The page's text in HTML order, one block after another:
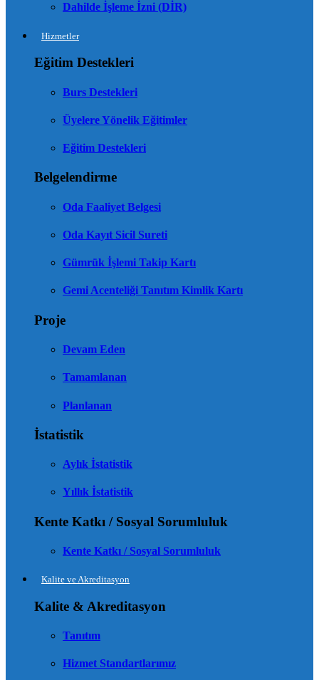
Dahilde İşleme İzni (DİR)
Hizmetler
Eğitim Destekleri
Burs Destekleri
Üyelere Yönelik Eğitimler
Eğitim Destekleri
Belgelendirme
Oda Faaliyet Belgesi
Oda Kayıt Sicil Sureti
Gümrük İşlemi Takip Kartı
Gemi Acenteliği Tanıtım Kimlik Kartı
Proje
Devam Eden
Tamamlanan
Planlanan
İstatistik
Aylık İstatistik
Yıllık İstatistik
Kente Katkı / Sosyal Sorumluluk
Kente Katkı / Sosyal Sorumluluk
Kalite ve Akreditasyon
Kalite & Akreditasyon
Tanıtım
Hizmet Standartlarımız